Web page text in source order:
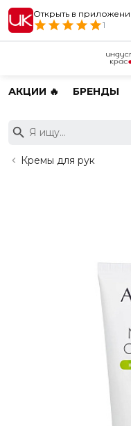
Открыть в
1
АКЦИИ 🔥 БРЕНДЫ
Кремы для рук